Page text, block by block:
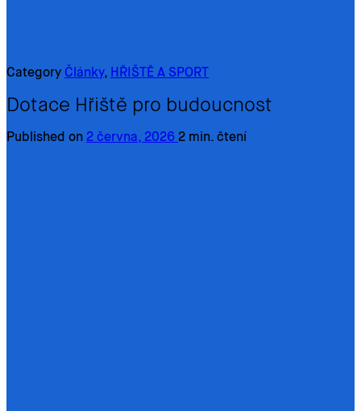
Category Články, HŘIŠTĚ A SPORT
Dotace Hřiště pro budoucnost
Published on 2 června, 2026 2 min. čtení